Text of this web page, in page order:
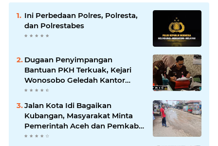
Ini Perbedaan Polres, Polresta,
dan Polrestabes
Dugaan Penyimpangan
Bantuan PKH Terkuak, Kejari
Wonosobo Geledah Kantor
Dinas Sosial.
Jalan Kota Idi Bagaikan
Kubangan, Masyarakat Minta
Pemerintah Aceh dan Pemkab
Aceh Timur Segera Perbaiki